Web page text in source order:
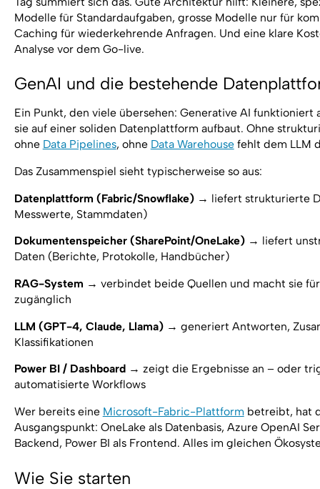
Modelle für Standardaufgaben, grosse Modelle nur für
Caching für wiederkehrende Anfragen. Und eine klare
Analyse vor dem Go-live.
GenAI und die bestehende
Ein Punkt, den viele übersehen: Generative AI funktioniert
sie auf einer soliden Datenplattform aufbaut. Ohne
ohne Data Pipelines, ohne Data Warehousefehlt dem LLM
Das Zusammenspiel sieht typischerweise so aus:
Datenplattform (Fabric/Snowflake)→ liefert strukturierte
Messwerte, Stammdaten)
Dokumentenspeicher (SharePoint/OneLake)→ liefert
Daten (Berichte, Protokolle, Handbücher)
RAG-System → verbindet beide Quellen und macht sie für
zugänglich
LLM (GPT-4, Claude, Llama)→ generiert Antworten,
Klassifikationen
Power BI / Dashboard→ zeigt die Ergebnisse an – oder
automatisierte Workflows
Wer bereits eine Microsoft-Fabric-Plattform betreibt, hat
Ausgangspunkt: OneLake als Datenbasis, Azure OpenAI
Backend, Power BI als Frontend. Alles im gleichen
Wie Sie starten